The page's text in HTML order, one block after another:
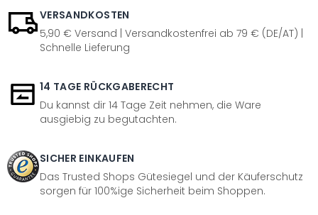
VERSANDKOSTEN
5,90 € Versand | Versandkostenfrei ab 79 € (DE/AT) |
Schnelle Lieferung
14 TAGE RÜCKGABERECHT
Du kannst dir 14 Tage Zeit nehmen, die Ware
ausgiebig zu begutachten.
SICHER EINKAUFEN
Das Trusted Shops Gütesiegel und der Käuferschutz
sorgen für 100%ige Sicherheit beim Shoppen.